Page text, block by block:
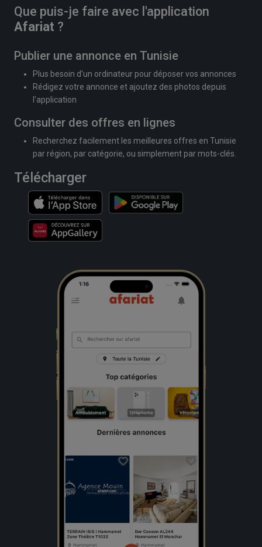
Que puis-je faire avec l'application
Afariat ?
Publier une annonce en Tunisie
Plus besoin d'un ordinateur pour déposer vos annonces
Rédigez votre annonce et ajoutez des photos depuis
l'application
Consulter des offres en lignes
Recherchez facilement les meilleures offres en Tunisie
par région, par catégorie, ou simplement par mots-clés.
Télécharger